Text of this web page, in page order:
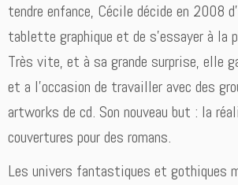
tendre enfance, Cécile décide en 2008
tablette graphique et de s’essayer à la
Très vite, et à sa grande surprise, elle
et a l’occasion de travailler avec des
artworks de cd. Son nouveau but : la
couvertures pour des romans.
Les univers fantastiques et gothiques